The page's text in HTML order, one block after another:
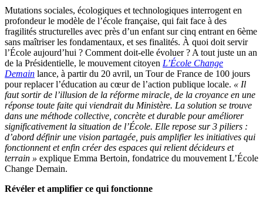
Mutations sociales, écologiques et technologiques interrogent en
profondeur le modèle de l’école française, qui fait face à des
fragilités structurelles avec près d’un enfant sur cinq entrant en 6ème
sans maîtriser les fondamentaux, et ses finalités. À quoi doit servir
l’École aujourd’hui ? Comment doit-elle évoluer ? A tout juste un an
de la Présidentielle, le mouvement citoyen L’École Change
Demain lance, à partir du 20 avril, un Tour de France de 100 jours
pour replacer l’éducation au cœur de l’action publique locale. « Il
faut sortir de l’illusion de la réforme miracle, de la croyance en une
réponse toute faite qui viendrait du Ministère. La solution se trouve
dans une méthode collective, concrète et durable pour améliorer
significativement la situation de l’École. Elle repose sur 3 piliers :
d’abord définir une vision partagée, puis amplifier les initiatives qui
fonctionnent et enfin créer des espaces qui relient décideurs et
terrain » explique Emma Bertoin, fondatrice du mouvement L’École
Change Demain.
Révéler et amplifier ce qui fonctionne